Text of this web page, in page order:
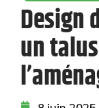
Design
un